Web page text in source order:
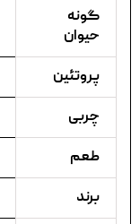
گونه
حیوان
پروتئین
چربی
طعم
برند